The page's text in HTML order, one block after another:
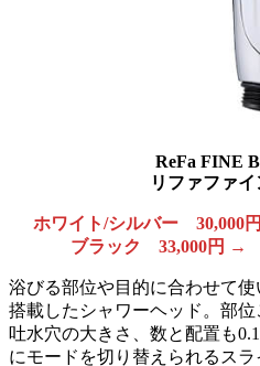
ReFa FINE
リファファ
ホワイト/シルバー 30,000
ブラック 33,000円 →
浴びる部位や目的に合わせて
搭載したシャワーヘッド。部位
吐水穴の大きさ、数と配置も
にモードを切り替えられるスラ